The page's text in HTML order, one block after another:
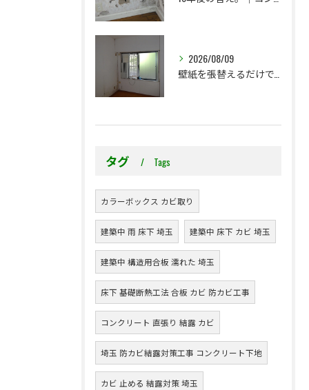
2026/08/09
タグ Tags
カラーボックス カビ取り
建築中 雨 床下 埼玉 建築中 床下 カビ 埼玉
建築中 構造用合板 濡れた 埼玉
床下 基礎断熱工法 合板 カビ 防カビ工事
コンクリート 直張り 結露 カビ
埼玉 防カビ結露対策工事 コンクリート下地
カビ 止める 結露対策 埼玉